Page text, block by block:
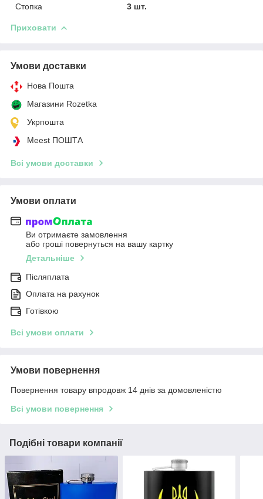
Стопка
3 шт.
Приховати
Умови доставки
Нова Пошта
Магазини Rozetka
Укрпошта
Meest ПОШТА
Всі умови доставки
Умови оплати
Ви отримаєте замовлення
або гроші повернуться на вашу картку
Детальніше
Післяплата
Оплата на рахунок
Готівкою
Всі умови оплати
Умови повернення
Повернення товару впродовж 14 днів за домовленістю
Всі умови повернення
Подібні товари компанії